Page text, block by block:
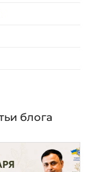
блога
Сохранить